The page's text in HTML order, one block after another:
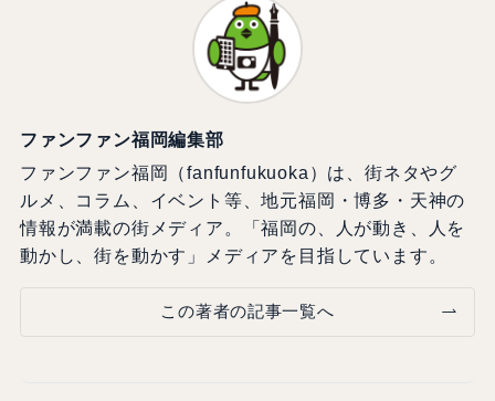
ファンファン福岡編集部
ファンファン福岡（fanfunfukuoka）は、街ネタやグ
ルメ、コラム、イベント等、地元福岡・博多・天神の
情報が満載の街メディア。「福岡の、人が動き、人を
動かし、街を動かす」メディアを目指しています。
この著者の記事一覧へ